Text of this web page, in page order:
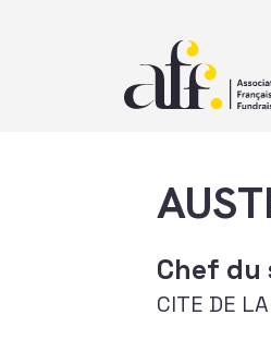
Chef du
CITE DE